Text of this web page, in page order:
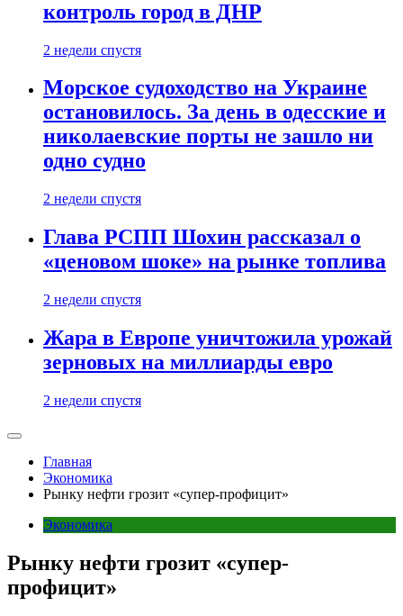
контроль город в ДНР
2 недели спустя
Морское судоходство на Украине
остановилось. За день в одесские и
николаевские порты не зашло ни
одно судно
2 недели спустя
Глава РСПП Шохин рассказал о
«ценовом шоке» на рынке топлива
2 недели спустя
Жара в Европе уничтожила урожай
зерновых на миллиарды евро
2 недели спустя
Главная
Экономика
Рынку нефти грозит «супер-профицит»
Экономика
Рынку нефти грозит «супер-
профицит»